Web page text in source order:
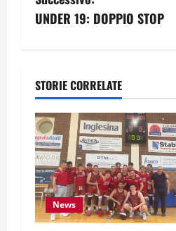
v
g
a
z
i
o
UNDER 19: DOPPIO STOP
STORIE CORRELATE
News